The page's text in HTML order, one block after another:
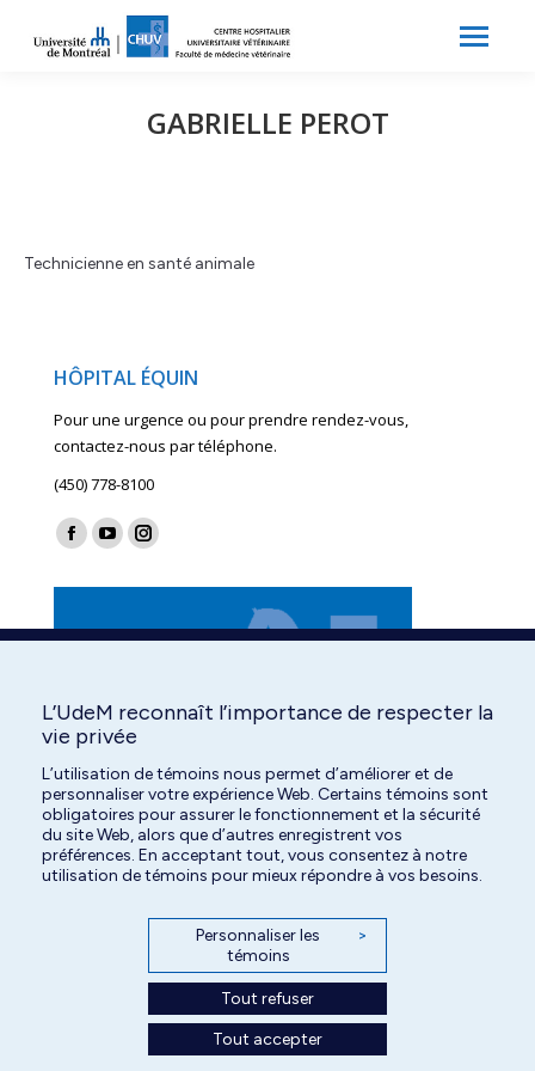
GABRIELLE PEROT
Technicienne en santé animale
HÔPITAL ÉQUIN
Pour une urgence ou pour prendre rendez-vous,
contactez-nous par téléphone.
(450) 778-8100
Find us on:
Facebook
in
window
YouTube
in
window
Instagram
in
window
L’UdeM reconnaît l’importance de respecter la
vie privée
L’utilisation de témoins nous permet d’améliorer et de
personnaliser votre expérience Web. Certains témoins sont
obligatoires pour assurer le fonctionnement et la sécurité
du site Web, alors que d’autres enregistrent vos
préférences. En acceptant tout, vous consentez à notre
utilisation de témoins pour mieux répondre à vos besoins.
Personnaliser les
témoins
>
Tout refuser
Tout accepter